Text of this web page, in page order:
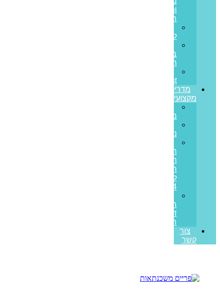
ותזרים
חיובי
לעסקים
בערבות
המדינה
Invest
מדריכים
מקצועיים
משתנה
נומינלית
תשומות
הבנייה
תחזית
לשנת
2024
רכישה
דירה
ראשונה
צור
קשר